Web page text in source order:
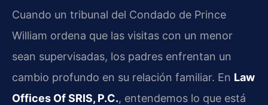
Cuando un tribunal del Condado de Prince
William ordena que las visitas con un menor
sean supervisadas, los padres enfrentan un
cambio profundo en su relación familiar. En Law
Offices Of SRIS, P.C., entendemos lo que está